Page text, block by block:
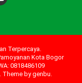
Terpercaya.
Kota Bogor
0818486109
Theme bygenbu